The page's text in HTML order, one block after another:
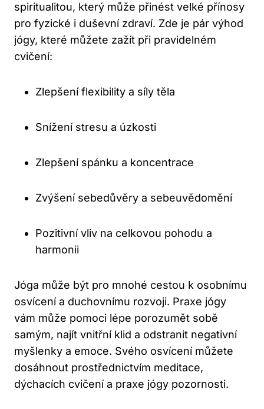
spiritualitou, který může přinést velké přínosy
pro fyzické i duševní zdraví. Zde je pár výhod
jógy, které můžete zažít při pravidelném
cvičení:
Zlepšení flexibility a síly těla
Snížení stresu a úzkosti
Zlepšení spánku a koncentrace
Zvýšení sebedůvěry a sebeuvědomění
Pozitivní vliv na celkovou pohodu a
harmonii
Jóga může být pro mnohé cestou k osobnímu
osvícení a duchovnímu rozvoji. Praxe jógy
vám může pomoci lépe porozumět sobě
samým, najít vnitřní klid a odstranit negativní
myšlenky a emoce. Svého osvícení můžete
dosáhnout prostřednictvím meditace,
dýchacích cvičení a praxe jógy pozornosti.